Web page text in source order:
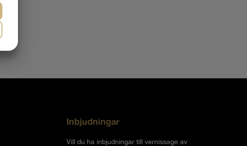
Inbjudningar
Vill du ha inbjudningar till vernissage av